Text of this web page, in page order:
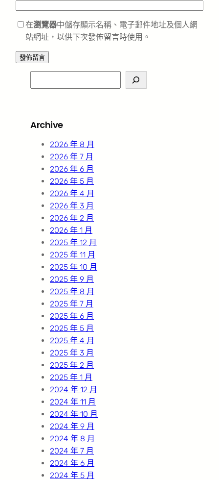
在瀏覽器中儲存顯示名稱、電子郵件地址及個人網
站網址，以供下次發佈留言時使用。
e
c
Archive
2026 年 8 月
2026 年 7 月
2026 年 6 月
2026 年 5 月
2026 年 4 月
2026 年 3 月
2026 年 2 月
2026 年 1 月
2025 年 12 月
2025 年 11 月
2025 年 10 月
2025 年 9 月
2025 年 8 月
2025 年 7 月
2025 年 6 月
2025 年 5 月
2025 年 4 月
2025 年 3 月
2025 年 2 月
2025 年 1 月
2024 年 12 月
2024 年 11 月
2024 年 10 月
2024 年 9 月
2024 年 8 月
2024 年 7 月
2024 年 6 月
2024 年 5 月